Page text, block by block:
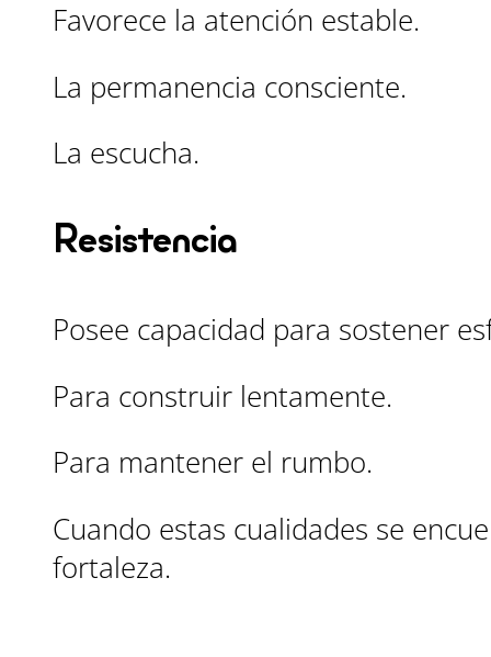
Favorece la atención estable.
La permanencia consciente.
La escucha.
Resistencia
Posee capacidad para sostener
Para construir lentamente.
Para mantener el rumbo.
Cuando estas cualidades se
fortaleza.